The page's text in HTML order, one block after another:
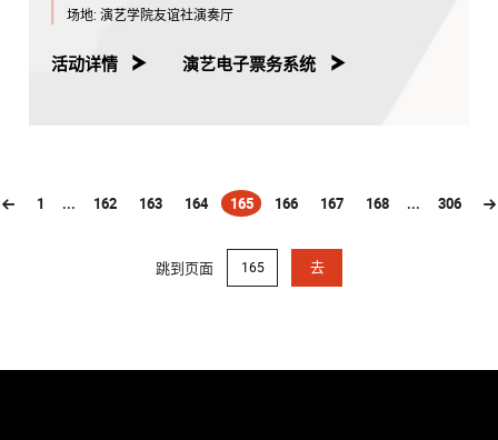
场地: 演艺学院友谊社演奏厅
活动详情 演艺电子票务系统
1 ... 162 163 164 165
(current)166 167 168 ... 306
跳到页面 去